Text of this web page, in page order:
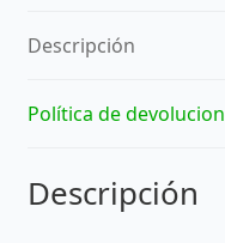
Descripción
Política de
Descripción